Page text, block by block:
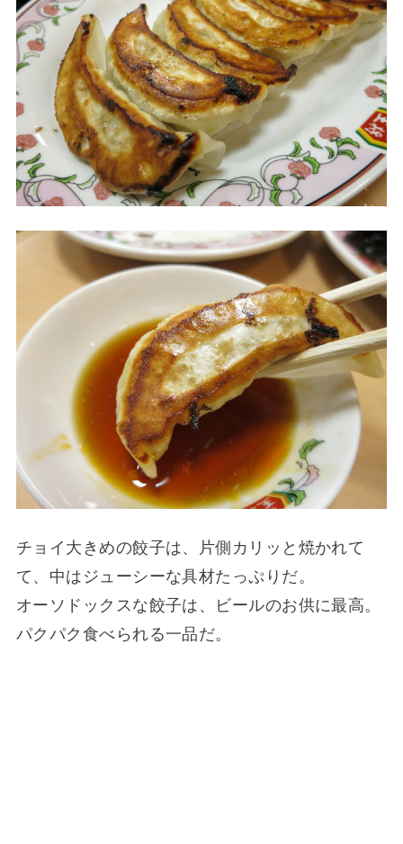
チョイ大きめの餃子は、片側カリッと焼かれて
て、中はジューシーな具材たっぷりだ。
オーソドックスな餃子は、ビールのお供に最高。
パクパク食べられる一品だ。